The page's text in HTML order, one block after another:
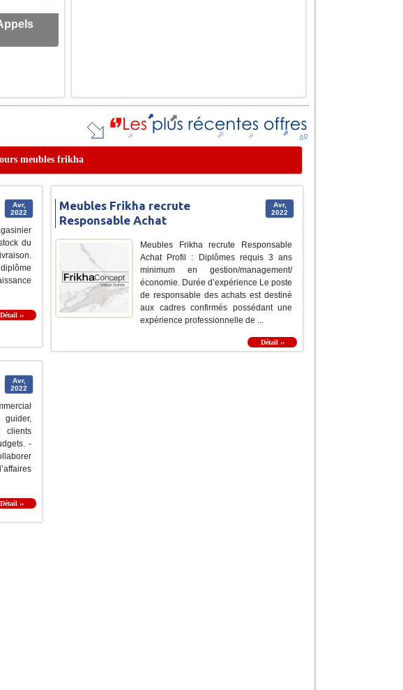
meubles frikha
Avr,
2022
du
Détail ››
Avr,
2022
Meubles Frikha recrute
Responsable Achat
Meubles Frikha recrute Responsable
Achat Profil : Diplômes requis 3 ans
minimum en gestion/management/
économie. Durée d’expérience Le poste
de responsable des achats est destiné
aux cadres confirmés possédant une
expérience professionnelle de ...
Détail ››
Avr,
2022
clients
-
Détail ››